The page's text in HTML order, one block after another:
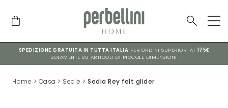
SPEDIZIONE GRATUITA IN TUTTA ITALIA PER ORDINI SUPERIORI AI 175€
SOLAMENTE SU ARTICOLI DI PICCOLE DIMENSIONI
Home > Casa > Sedie > Sedia Rey felt glider